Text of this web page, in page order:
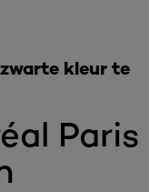
Paris
kleur te